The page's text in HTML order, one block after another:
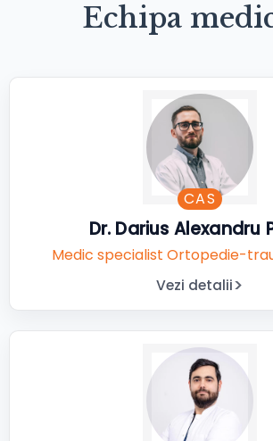
Echipa
CAS
Dr. Darius Alexandru
Medic specialist Ortopedie-
Vezi detalii